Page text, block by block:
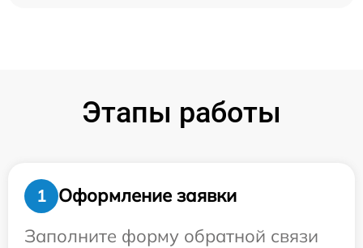
Этапы работы
1
Оформление заявки
Заполните форму обратной связи